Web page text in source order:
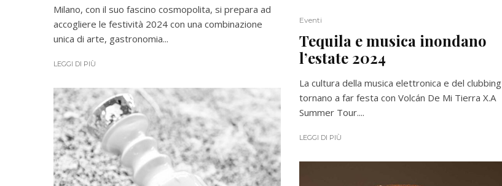
Milano, con il suo fascino cosmopolita, si prepara ad
accogliere le festività 2024 con una combinazione
unica di arte, gastronomia...
LEGGI DI PIÙ
Eventi
Tequila e musica inondano
l’estate 2024
La cultura della musica elettronica e del clubbing
tornano a far festa con Volcán De Mi Tierra X.A
Summer Tour....
LEGGI DI PIÙ